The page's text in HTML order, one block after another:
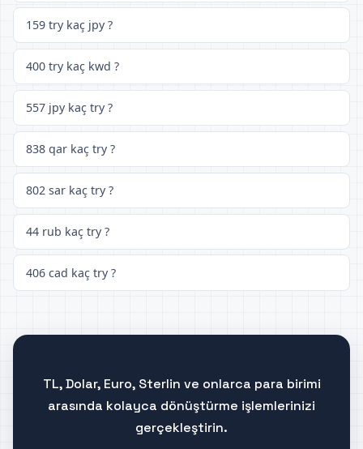
159 try kaç jpy ?
400 try kaç kwd ?
557 jpy kaç try ?
838 qar kaç try ?
802 sar kaç try ?
44 rub kaç try ?
406 cad kaç try ?
TL, Dolar, Euro, Sterlin ve onlarca para birimi
arasında kolayca dönüştürme işlemlerinizi
gerçekleştirin.